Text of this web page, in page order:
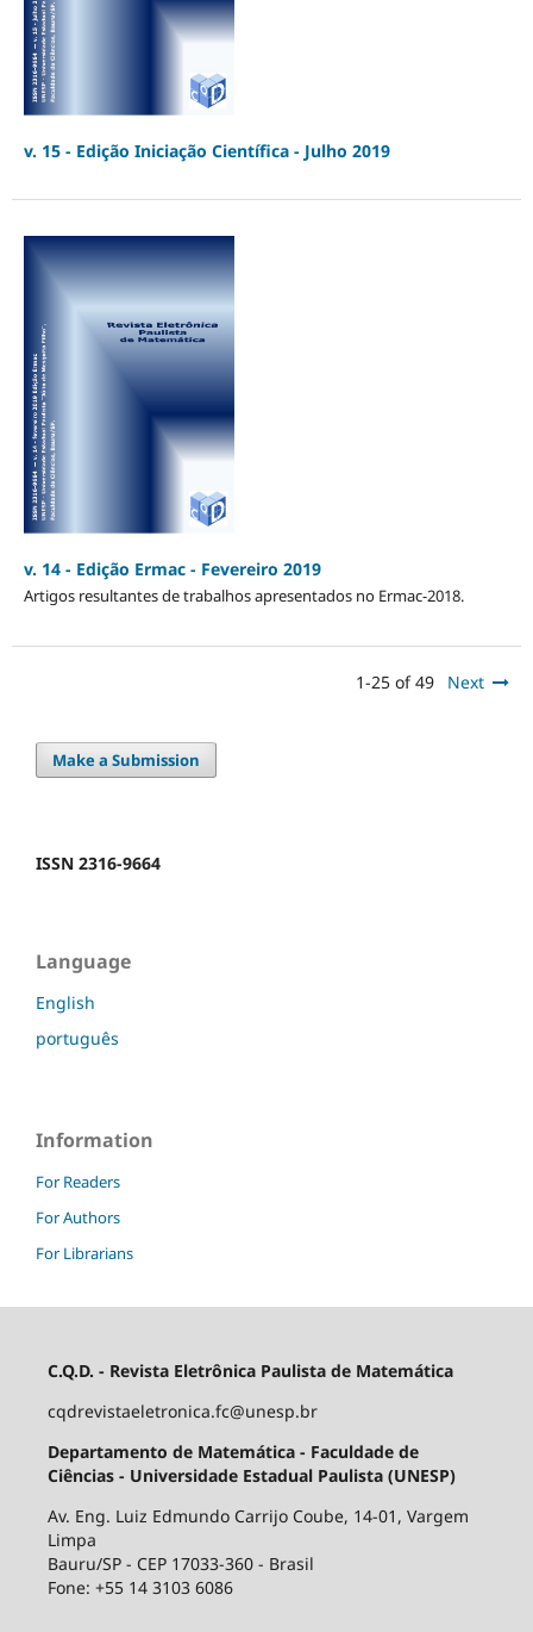
v. 15 - Edição Iniciação Científica - Julho 2019
v. 14 - Edição Ermac - Fevereiro 2019
Artigos resultantes de trabalhos apresentados no Ermac-2018.
1-25 of 49 Next
Make a Submission
ISSN 2316-9664
Language
English
português
Information
For Readers
For Authors
For Librarians
C.Q.D. - Revista Eletrônica Paulista de Matemática
cqdrevistaeletronica.fc@unesp.br
Departamento de Matemática - Faculdade de
Ciências - Universidade Estadual Paulista (UNESP)
Av. Eng. Luiz Edmundo Carrijo Coube, 14-01, Vargem
Limpa
Bauru/SP - CEP 17033-360 - Brasil
Fone: +55 14 3103 6086